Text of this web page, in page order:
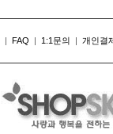
| FAQ | 1:1문의 | 개인결